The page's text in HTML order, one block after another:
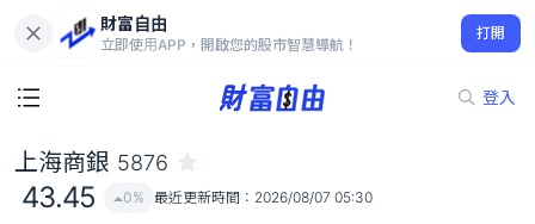
財富自由
立即使用APP，開啟您的股市智慧導航！
打開
登入
43.45
0%
上海商銀 5876
43.45 0% 最近更新時間： 2026/08/07 05:30